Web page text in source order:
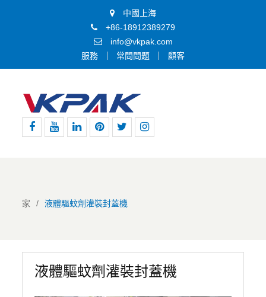
中國上海
+86-18912389279
info@vkpak.com
服務
常問問題 顧客
家 液體驅蚊劑灌裝封蓋機
液體驅蚊劑灌裝封蓋機